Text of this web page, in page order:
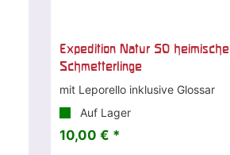
Expedition Natur 50 heimische
Schmetterlinge
mit Leporello inklusive Glossar
Auf Lager
10,00 € *